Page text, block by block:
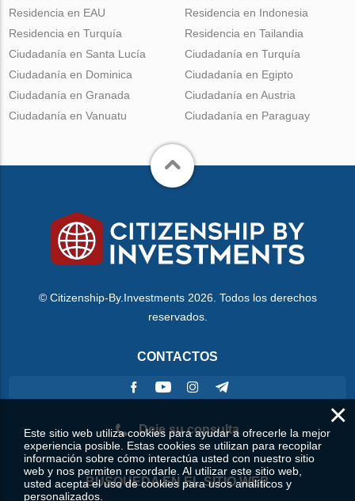
Residencia en EAU
Residencia en Turquía
Residencia en Indonesia
Residencia en Tailandia
Ciudadanía en Santa Lucía
Ciudadanía en Dominica
Ciudadanía en Granada
Ciudadanía en Vanuatu
Ciudadanía en Turquía
Ciudadanía en Egipto
Ciudadanía en Austria
Ciudadanía en Paraguay
© Citizenship-By.Investments 2026. Todos los derechos
reservados.
CONTACTOS
Deje su consulta
BÚSQUEDA EN EL SITIO WEB
×
Este sitio web utiliza cookies para ayudar a ofrecerle la mejor
experiencia posible. Estas cookies se utilizan para recopilar
información sobre cómo interactúa usted con nuestro sitio
web y nos permiten recordarle. Al utilizar este sitio web,
usted acepta el uso de cookies para usos analíticos y
personalizados.